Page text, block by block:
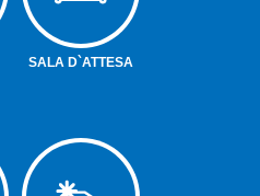
SALA D`ATTESA